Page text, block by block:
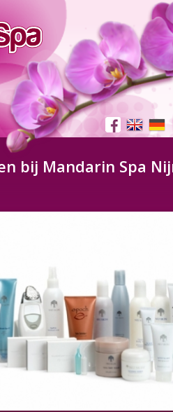
bij Mandarin Spa